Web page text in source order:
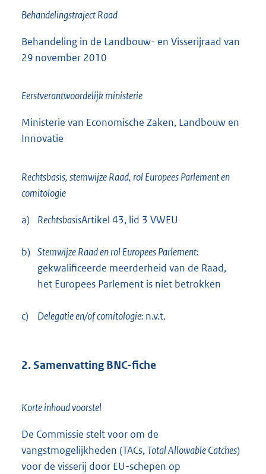
Behandelingstraject Raad
Behandeling in de Landbouw- en Visserijraad van
29 november 2010
Eerstverantwoordelijk ministerie
Ministerie van Economische Zaken, Landbouw en
Innovatie
Rechtsbasis, stemwijze Raad, rol Europees Parlement en
comitologie
a) RechtsbasisArtikel 43, lid 3 VWEU
b) Stemwijze Raad en rol Europees Parlement:
gekwalificeerde meerderheid van de Raad,
het Europees Parlement is niet betrokken
c) Delegatie en/of comitologie: n.v.t.
2. Samenvatting BNC-fiche
Korte inhoud voorstel
De Commissie stelt voor om de
vangstmogelijkheden (TACs,Total Allowable Catches)
voor de visserij door EU-schepen op